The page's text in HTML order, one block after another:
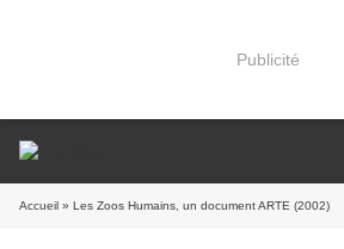
Publicité
Accueil » Les Zoos Humains, un document ARTE (2002)